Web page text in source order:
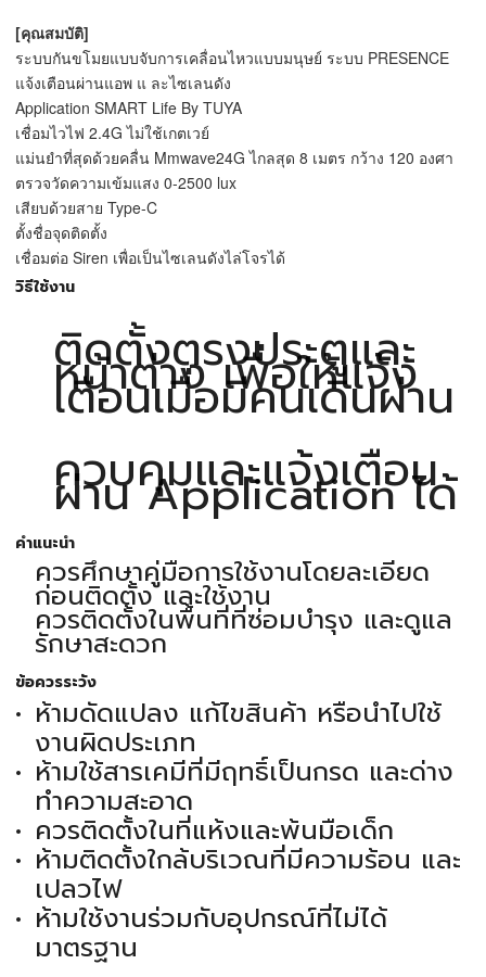
[คุณสมบัติ]
ระบบกันขโมยแบบจับการเคลื่อนไหวแบบมนุษย์ ระบบ PRESENCE
แจ้งเตือนผ่านแอพ แ ละไซเลนดัง
Application SMART Life By TUYA
เชื่อมไวไฟ 2.4G ไม่ใช้เกตเวย์
แม่นยำที่สุดด้วยคลื่น Mmwave24G ไกลสุด 8 เมตร กว้าง 120 องศา
ตรวจวัดความเข้มแสง 0-2500 lux
เสียบด้วยสาย Type-C
ตั้งชื่อจุดติดตั้ง
เชื่อมต่อ Siren เพื่อเป็นไซเลนดังไล่โจรได้
วิธีใช้งาน
ติดตั้งตรงประตูและ
หน้าต่าง เพื่อให้แจ้ง
เตือนเมื่อมีคนเดินผ่าน
ควบคุมและแจ้งเตือน
ผ่าน Application ได้
คำแนะนำ
ควรศึกษาคู่มือการใช้งานโดยละเอียด
ก่อนติดตั้ง และใช้งาน
ควรติดตั้งในพื้นที่ที่ซ่อมบำรุง และดูแล
รักษาสะดวก
ข้อควรระวัง
ห้ามดัดแปลง แก้ไขสินค้า หรือนำไปใช้
งานผิดประเภท
ห้ามใช้สารเคมีที่มีฤทธิ์เป็นกรด และด่าง
ทำความสะอาด
ควรติดตั้งในที่แห้งและพ้นมือเด็ก
ห้ามติดตั้งใกล้บริเวณที่มีความร้อน และ
เปลวไฟ
ห้ามใช้งานร่วมกับอุปกรณ์ที่ไม่ได้
มาตรฐาน